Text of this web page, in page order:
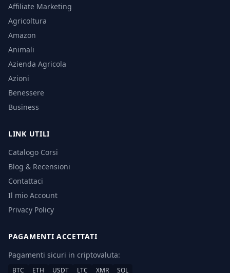
Affiliate Marketing
Agricoltura
Amazon
Animali
Azienda Agricola
Azioni
Benessere
Business
LINK UTILI
Catalogo Corsi
Blog & Recensioni
Contattaci
Il mio Account
Privacy Policy
PAGAMENTI ACCETTATI
Pagamenti sicuri in criptovaluta:
BTC ETH USDT LTC XMR SOL